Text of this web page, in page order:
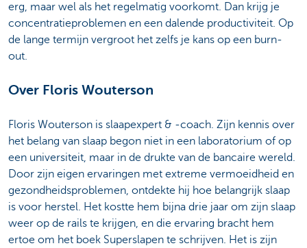
erg, maar wel als het regelmatig voorkomt. Dan krijg je
concentratieproblemen en een dalende productiviteit. Op
de lange termijn vergroot het zelfs je kans op een burn-
out.
Over Floris Wouterson
Floris Wouterson is slaapexpert & -coach. Zijn kennis over
het belang van slaap begon niet in een laboratorium of op
een universiteit, maar in de drukte van de bancaire wereld.
Door zijn eigen ervaringen met extreme vermoeidheid en
gezondheidsproblemen, ontdekte hij hoe belangrijk slaap
is voor herstel. Het kostte hem bijna drie jaar om zijn slaap
weer op de rails te krijgen, en die ervaring bracht hem
ertoe om het boek Superslapen te schrijven. Het is zijn